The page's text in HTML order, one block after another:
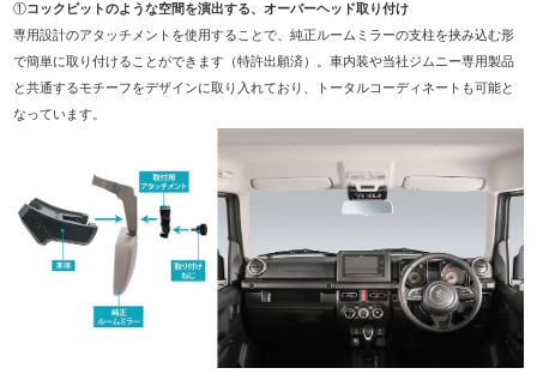
①コックピットのような空間を演出する、オーバーヘッド取り付け
専用設計のアタッチメントを使用することで、純正ルームミラーの支柱を挟み込む形
で簡単に取り付けることができます（特許出願済）。車内装や当社ジムニー専用製品
と共通するモチーフをデザインに取り入れており、トータルコーディネートも可能と
なっています。